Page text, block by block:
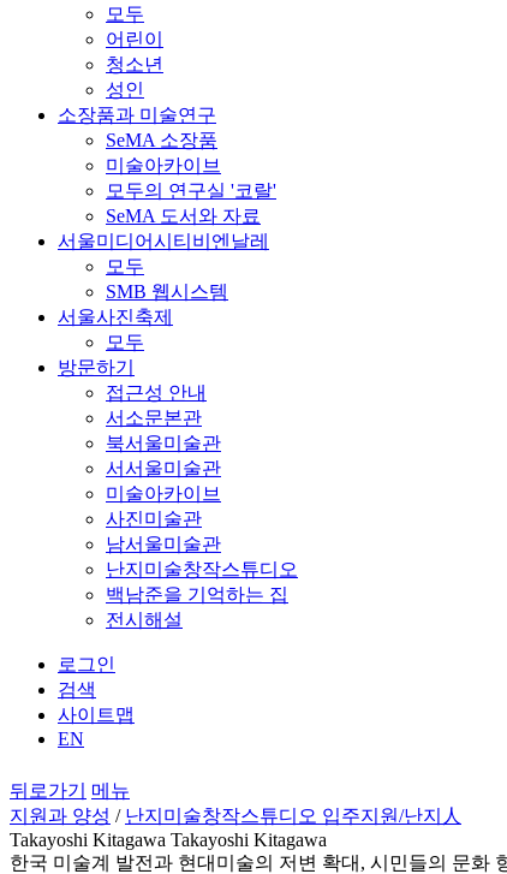
모두
어린이
청소년
성인
소장품과 미술연구
SeMA 소장품
미술아카이브
모두의 연구실 '코랄'
SeMA 도서와 자료
서울미디어시티비엔날레
모두
SMB 웹시스템
서울사진축제
모두
방문하기
접근성 안내
서소문본관
북서울미술관
서서울미술관
미술아카이브
사진미술관
남서울미술관
난지미술창작스튜디오
백남준을 기억하는 집
전시해설
로그인
검색
사이트맵
EN
뒤로가기
메뉴
지원과 양성 / 난지미술창작스튜디오 입주지원/난지人
Takayoshi Kitagawa Takayoshi Kitagawa
한국 미술계 발전과 현대미술의 저변 확대, 시민들의 문화